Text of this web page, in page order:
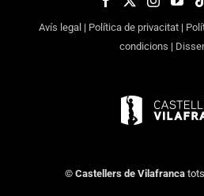
Avís legal | Política de privacitat|
condicions |
© Castellers de Vilafrancatots